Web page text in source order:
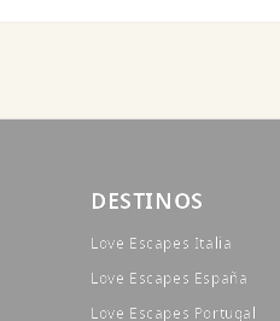
DESTINOS
Love Escapes Italia
Love Escapes España
Love Escapes Portugal